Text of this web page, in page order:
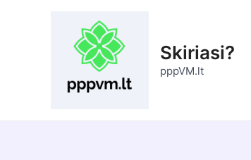
Skiriasi?
pppVM.lt